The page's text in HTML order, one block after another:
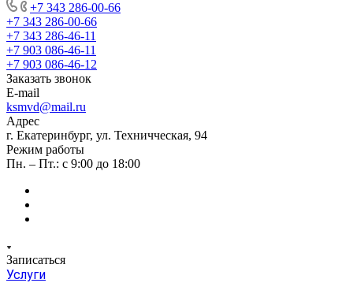
+7 343 286-00-66
+7 343 286-00-66
+7 343 286-46-11
+7 903 086-46-11
+7 903 086-46-12
Заказать звонок
E-mail
ksmvd@mail.ru
Адрес
г. Екатеринбург, ул. Техничческая, 94
Режим работы
Пн. – Пт.: с 9:00 до 18:00
Записаться
Услуги